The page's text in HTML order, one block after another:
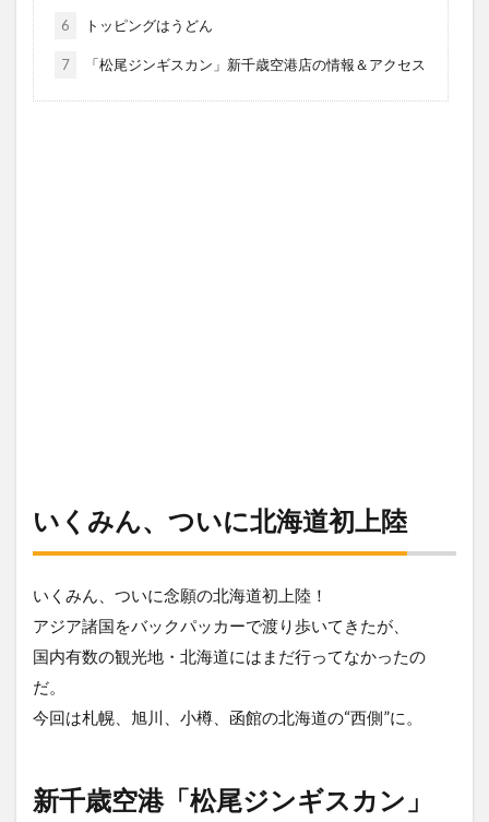
6 トッピングはうどん
7 「松尾ジンギスカン」新千歳空港店の情報＆アクセス
いくみん、ついに北海道初上陸
いくみん、ついに念願の北海道初上陸！
アジア諸国をバックパッカーで渡り歩いてきたが、
国内有数の観光地・北海道にはまだ行ってなかったの
だ。
今回は札幌、旭川、小樽、函館の北海道の“西側”に。
新千歳空港「松尾ジンギスカン」